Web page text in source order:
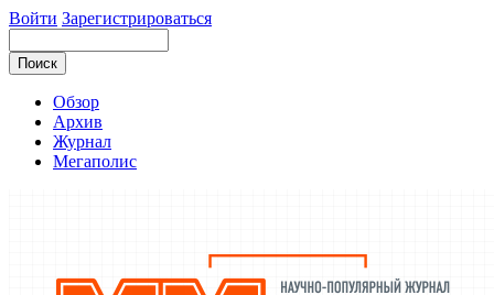
Войти Зарегистрироваться
Обзор
Архив
Журнал
Мегаполис